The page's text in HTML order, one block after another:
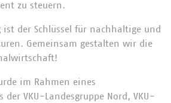
zu steuern.
ist der Schlüssel für nachhaltige und
Gemeinsam gestalten wir die
im Rahmen eines
der VKU-Landesgruppe Nord, VKU-